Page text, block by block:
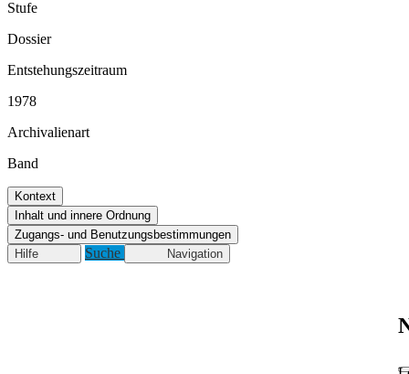
Stufe
Dossier
Entstehungszeitraum
1978
Archivalienart
Band
Kontext
Inhalt und innere Ordnung
Zugangs- und Benutzungsbestimmungen
Hilfe
Suche Navigation